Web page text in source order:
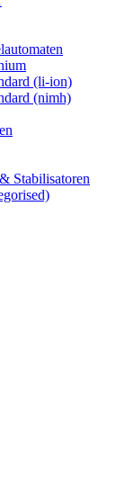
(li-ion)
(nimh)
Stabilisatoren